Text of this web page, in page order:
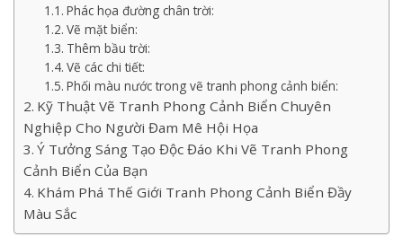
Phác họa đường chân trời:
Vẽ mặt biển:
Thêm bầu trời:
Vẽ các chi tiết:
Phối màu nước trong vẽ tranh phong cảnh biển:
Kỹ Thuật Vẽ Tranh Phong Cảnh Biển Chuyên
Nghiệp Cho Người Đam Mê Hội Họa
Ý Tưởng Sáng Tạo Độc Đáo Khi Vẽ Tranh Phong
Cảnh Biển Của Bạn
Khám Phá Thế Giới Tranh Phong Cảnh Biển Đầy
Màu Sắc